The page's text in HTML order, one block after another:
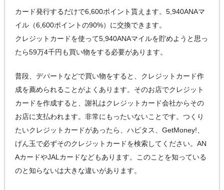
カード発行するだけで6,600ポイント貰えます。5,940ANAマ
イル（6,600ポイントの90%）に交換できます。
クレジットカードを使って5,940ANAマイルを貯めようと思っ
たら59万4千円も買い物をする必要があります。
普段、デパートなどで買い物をすると、クレジットカード作
成を薦められることがよくあります。そのお店でクレジット
カードを作成すると、謝礼はクレジットカード会社からその
お店に支払われます。非常にもったいないことです。つくり
たいクレジットカードがあったら、ハピタス、GetMoney!、
げん玉で必ずそのクレジットカードを検索してください。AN
AカードやJALカードなどもあります。このことを知っている
のと知らないは大きな違いがあります。